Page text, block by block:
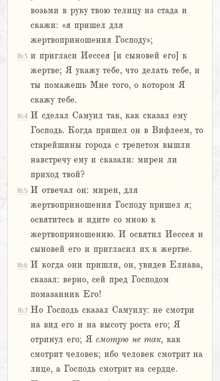
возьми в руку твою телицу из стада и
скажи: «я пришел для
жертвоприношения Господу»;
16:3 и пригласи Иессея [и сыновей его] к
жертве; Я укажу тебе, что делать тебе, и
ты помажешь Мне того, о котором Я
скажу тебе.
16:4 И сделал Самуил так, как сказал ему
Господь. Когда пришел он в Вифлеем, то
старейшины города с трепетом вышли
навстречу ему и сказали: мирен ли
приход твой?
16:5 И отвечал он: мирен, для
жертвоприношения Господу пришел я;
освятитесь и идите со мною к
жертвоприношению. И освятил Иессея и
сыновей его и пригласил их к жертве.
16:6 И когда они пришли, он, увидев Елиава,
сказал: верно, сей пред Господом
помазанник Его!
16:7 Но Господь сказал Самуилу: не смотри
на вид его и на высоту роста его; Я
отринул его; Я смотрю не так, как
смотрит человек; ибо человек смотрит на
лице, а Господь смотрит на сердце.